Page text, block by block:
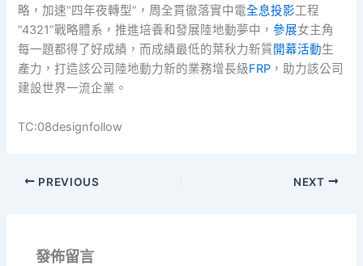
略，加速“四年夜轉型”，周全貫徹落實中電全息投影工程
“4321”戰略體系，推進培養和發展陸地動夢中，參展女主角
每一題都得了好成績，而成績最低的葉秋力新質開幕活動生
產力，打造該公司陸地動力新的業務增長級FRP ，助力該公司
建設世界一流企業。
TC:08designfollow
PREVIOUS NEXT
發佈留言